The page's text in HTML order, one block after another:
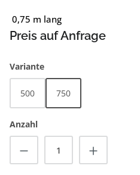
0,75 m lang
Preis auf Anfrage
Varianteauswählen
500 750
Anzahl
Produkt Anzahl: